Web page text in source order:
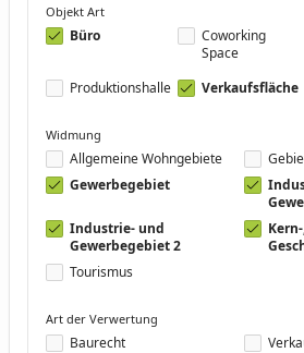
Objekt Art
Büro
Coworking
Space
Produktionshalle
Verkaufsfläche
Widmung
Allgemeine Wohngebiete
Gewerbegebiet
Industrie- und
Gewerbegebiet 2
Tourismus
Art der Verwertung
Baurecht